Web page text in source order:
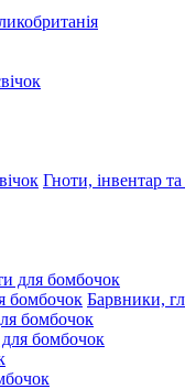
Гноти, інвентар
для бомбочок
Барвники,
бомбочок
для бомбочок